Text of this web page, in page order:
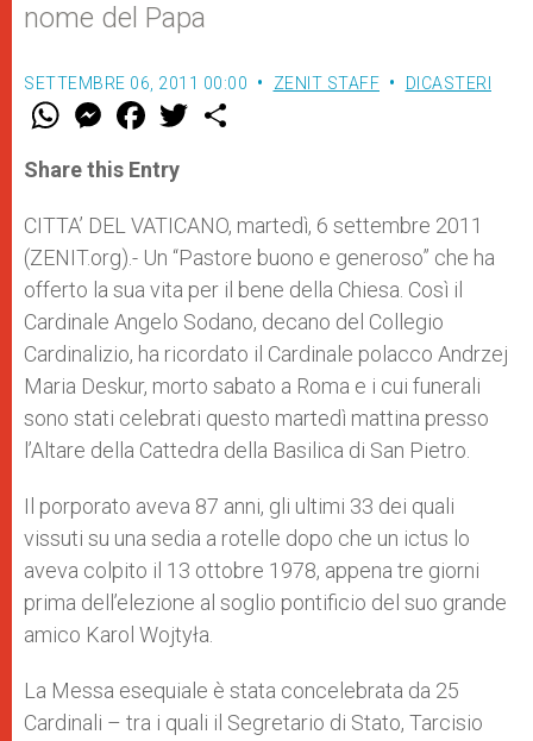
nome del Papa
SETTEMBRE 06, 2011 00:00 ZENIT STAFF DICASTERI
W
t
s
p
p
M
e
s
e
g
e
r
F
a
e
b
o
k
w
r
Share this Entry
CITTA’ DEL VATICANO, martedì, 6 settembre 2011
(ZENIT.org).- Un “Pastore buono e generoso” che ha
offerto la sua vita per il bene della Chiesa. Così il
Cardinale Angelo Sodano, decano del Collegio
Cardinalizio, ha ricordato il Cardinale polacco Andrzej
Maria Deskur, morto sabato a Roma e i cui funerali
sono stati celebrati questo martedì mattina presso
l’Altare della Cattedra della Basilica di San Pietro.
Il porporato aveva 87 anni, gli ultimi 33 dei quali
vissuti su una sedia a rotelle dopo che un ictus lo
aveva colpito il 13 ottobre 1978, appena tre giorni
prima dell’elezione al soglio pontificio del suo grande
amico Karol Wojtyła.
La Messa esequiale è stata concelebrata da 25
Cardinali – tra i quali il Segretario di Stato, Tarcisio